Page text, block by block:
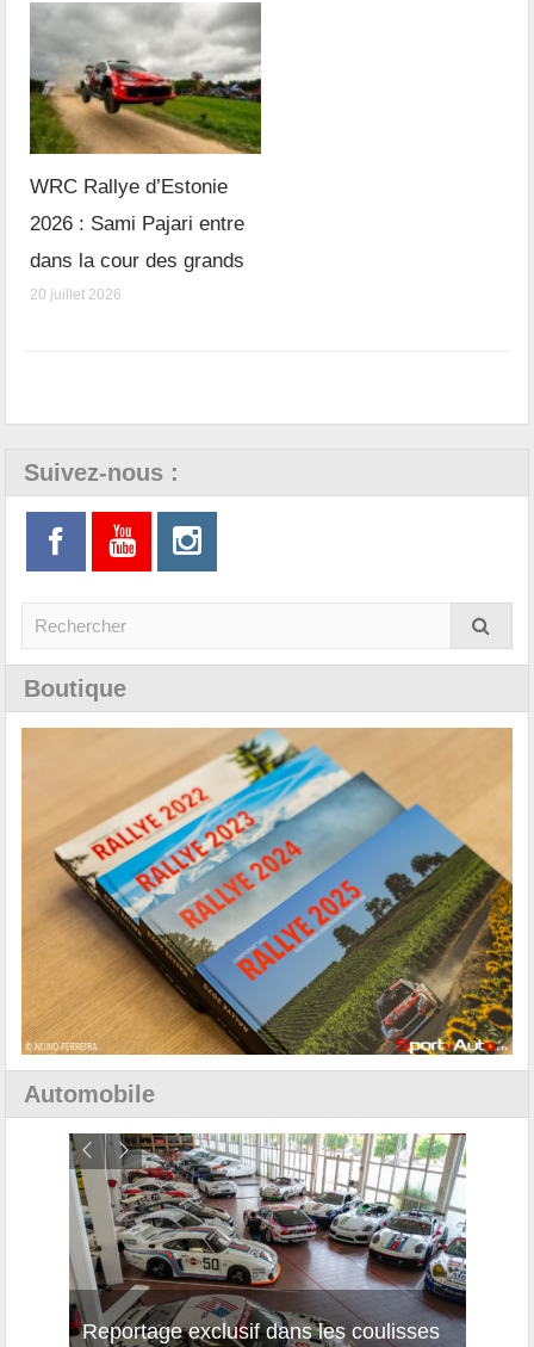
WRC Rallye d’Estonie
2026 : Sami Pajari entre
dans la cour des grands
20 juillet 2026
Suivez-nous :
Boutique
Automobile
Reportage exclusif dans les coulisses
Découverte de la nouvelle Ferrari